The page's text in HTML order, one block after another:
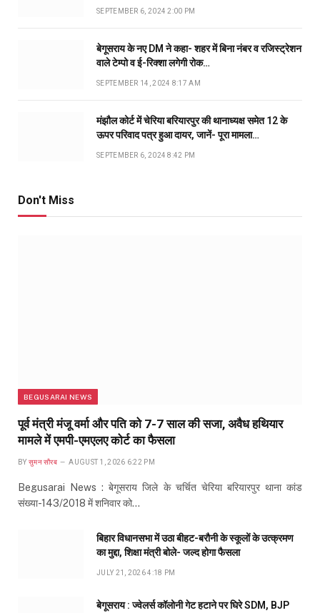
SEPTEMBER 6, 2024 2:00 PM
बेगूसराय के नए DM ने कहा- शहर में बिना नंबर व रजिस्ट्रेशन
वाले टेम्पो व ई-रिक्शा लगेगी रोक…
SEPTEMBER 14, 2024 8:17 AM
मंझौल कोर्ट में चेरिया बरियारपुर की थानाध्यक्ष समेत 12 के
ऊपर परिवाद पत्र हुआ दायर, जानें- पूरा मामला…
SEPTEMBER 6, 2024 8:42 PM
Don't Miss
BEGUSARAI NEWS
पूर्व मंत्री मंजू वर्मा और पति को 7-7 साल की सजा, अवैध हथियार
मामले में एमपी-एमएलए कोर्ट का फैसला
BY सुमन सौरब AUGUST 1, 2026 6:22 PM
Begusarai News : बेगूसराय जिले के चर्चित चेरिया बरियारपुर थाना कांड
संख्या-143/2018 में शनिवार को…
बिहार विधानसभा में उठा बीहट-बरौनी के स्कूलों के उत्क्रमण
का मुद्दा, शिक्षा मंत्री बोले- जल्द होगा फैसला
JULY 21, 2026 4:18 PM
बेगूसराय : ज्वेलर्स कॉलोनी गेट हटाने पर घिरे SDM, BJP